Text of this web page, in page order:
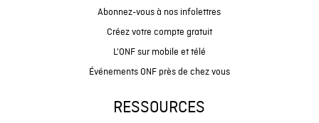
Abonnez-vous à nos infolettres
Créez votre compte gratuit
L'ONF sur mobile et télé
Événements ONF près de chez vous
RESSOURCES